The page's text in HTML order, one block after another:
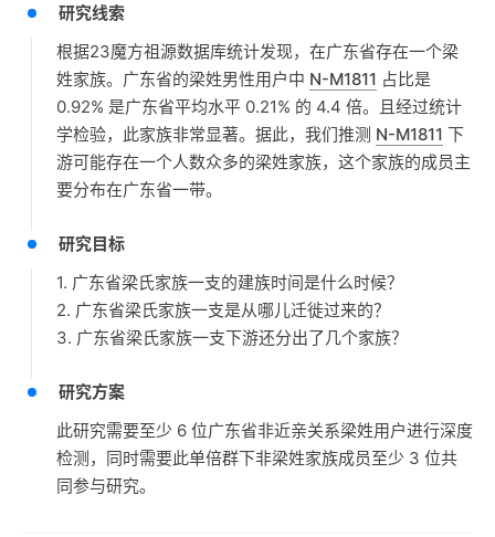
研究线索
根据23魔方祖源数据库统计发现，在广东省存在一个梁
姓家族。广东省的梁姓男性用户中 N-M1811 占比是
0.92% 是广东省平均水平 0.21% 的 4.4 倍。且经过统计
学检验，此家族非常显著。据此，我们推测 N-M1811 下
游可能存在一个人数众多的梁姓家族，这个家族的成员主
要分布在广东省一带。
研究目标
1. 广东省梁氏家族一支的建族时间是什么时候？
2. 广东省梁氏家族一支是从哪儿迁徙过来的？
3. 广东省梁氏家族一支下游还分出了几个家族？
研究方案
此研究需要至少 6 位广东省非近亲关系梁姓用户进行深度
检测，同时需要此单倍群下非梁姓家族成员至少 3 位共
同参与研究。